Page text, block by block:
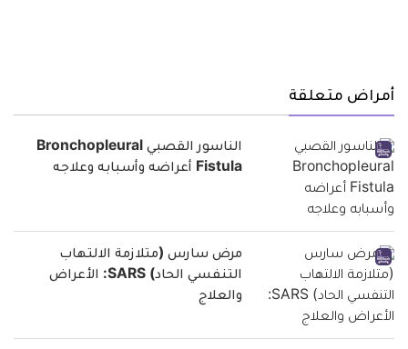
أمراض متعلقة
الناسور القصبي Bronchopleural
Fistula أعراضه وأسبابه وعلاجه
مرض سارس (متلازمة الالتهاب
التنفسي الحاد) SARS: الأعراض
والعلاج